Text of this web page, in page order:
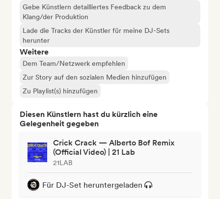
Gebe Künstlern detailliertes Feedback zu dem
Klang/der Produktion
Lade die Tracks der Künstler für meine DJ-Sets
herunter
Weitere
Dem Team/Netzwerk empfehlen
Zur Story auf den sozialen Medien hinzufügen
Zu Playlist(s) hinzufügen
Diesen Künstlern hast du kürzlich eine
Gelegenheit gegeben
Crick Crack — Alberto Bof Remix
(Official Video) | 21 Lab
21LAB
Für DJ-Set heruntergeladen